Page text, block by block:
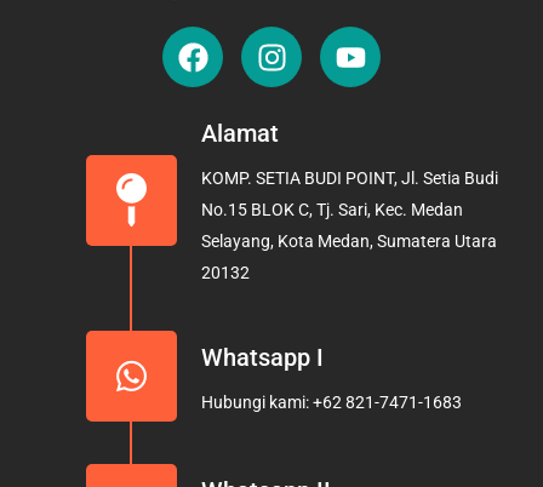
F
a
e
o
o
k
I
n
t
g
r
a
Y
o
b
e
Alamat
KOMP. SETIA BUDI POINT, Jl. Setia Budi
No.15 BLOK C, Tj. Sari, Kec. Medan
Selayang, Kota Medan, Sumatera Utara
20132
Whatsapp I
Hubungi kami: +62 821-7471-1683